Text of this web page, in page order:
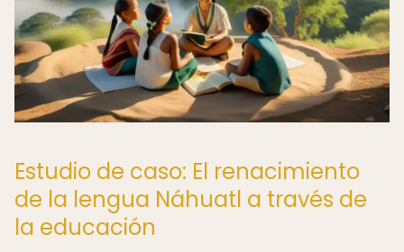
Estudio de caso: El renacimiento
de la lengua Náhuatl a través de
la educación